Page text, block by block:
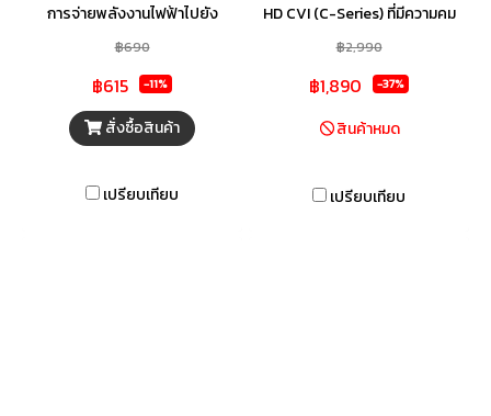
การจ่ายพลังงานไฟฟ้าไปยัง
อุปกรณ์เครื่องใช้อย่างสม่ำเสมอ
การผลิตที่ได้มาตรฐานด้วย
เทคโนโลยี Anti-Leak Seal ที่ช่วย
ป้องกันไฟรั่วซึมจากถ่านได้ดียิ่งขึ้น
ทั้งยังปราศจากสารปรอท และแค
฿690
฿615 -11%
สั่งซื้อสินค้า
เปรียบเทียบ
HD CVI (C-Series) ที่มีความคม
ชัดกล้องวงจรปิดคุณภาพสูง
HD 1080P ทำให้บันทึกเหตุการณ์
และเก็บรายละเอียดต่างๆ ได้อย่าง
ง่ายดายสามารถรองรับการเดิน
฿2,990
฿1,890 -37%
สินค้าหมด
เปรียบเทียบ